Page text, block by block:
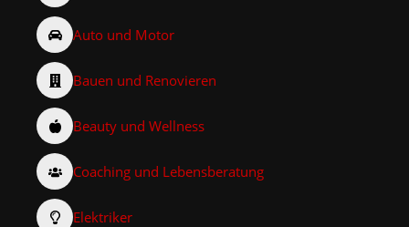
Auto und Motor
Bauen und Renovieren
Beauty und Wellness
Coaching und Lebensberatung
Elektriker